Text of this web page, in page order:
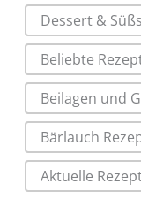
Dessert &
Beliebte
Beilagen und
Bärlauch
Aktuelle